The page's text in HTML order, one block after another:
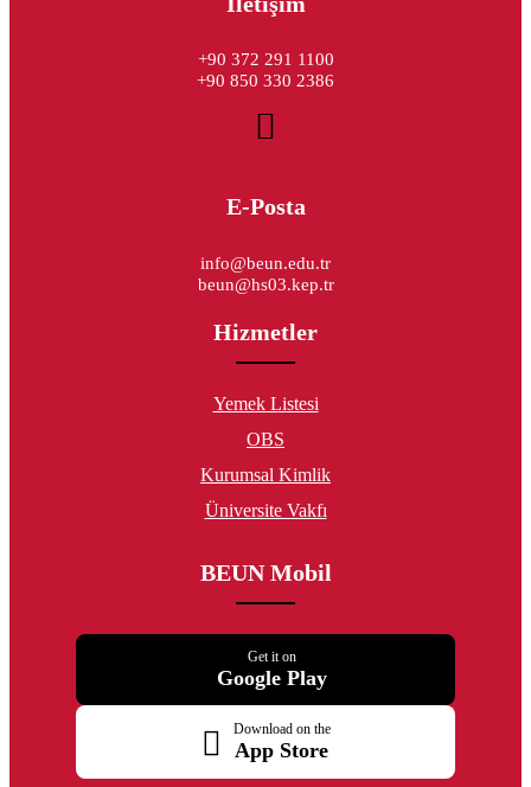
+90 372 291 1100
+90 850 330 2386
E-Posta
info@beun.edu.tr
beun@hs03.kep.tr
Hizmetler
Yemek Listesi
OBS
Kurumsal Kimlik
Üniversite Vakfı
BEUN Mobil
Get it on
Google Play
Download on the
App Store